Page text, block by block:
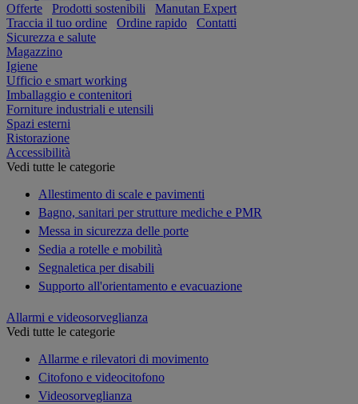
Offerte Prodotti sostenibili
Manutan Expert
Traccia il tuo ordine
Ordine rapido
Contatti
Sicurezza e salute
Magazzino
Igiene
Ufficio e smart working
Imballaggio e contenitori
Forniture industriali e utensili
Spazi esterni
Ristorazione
Accessibilità
Vedi tutte le categorie
Allestimento di scale e pavimenti
Bagno, sanitari per strutture mediche e PMR
Messa in sicurezza delle porte
Sedia a rotelle e mobilità
Segnaletica per disabili
Supporto all'orientamento e evacuazione
Allarmi e videosorveglianza
Vedi tutte le categorie
Allarme e rilevatori di movimento
Citofono e videocitofono
Videosorveglianza